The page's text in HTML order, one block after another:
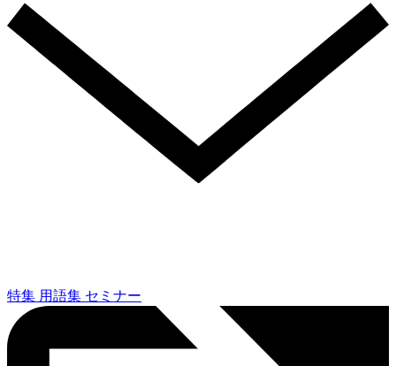
特集 用語集 セミナー